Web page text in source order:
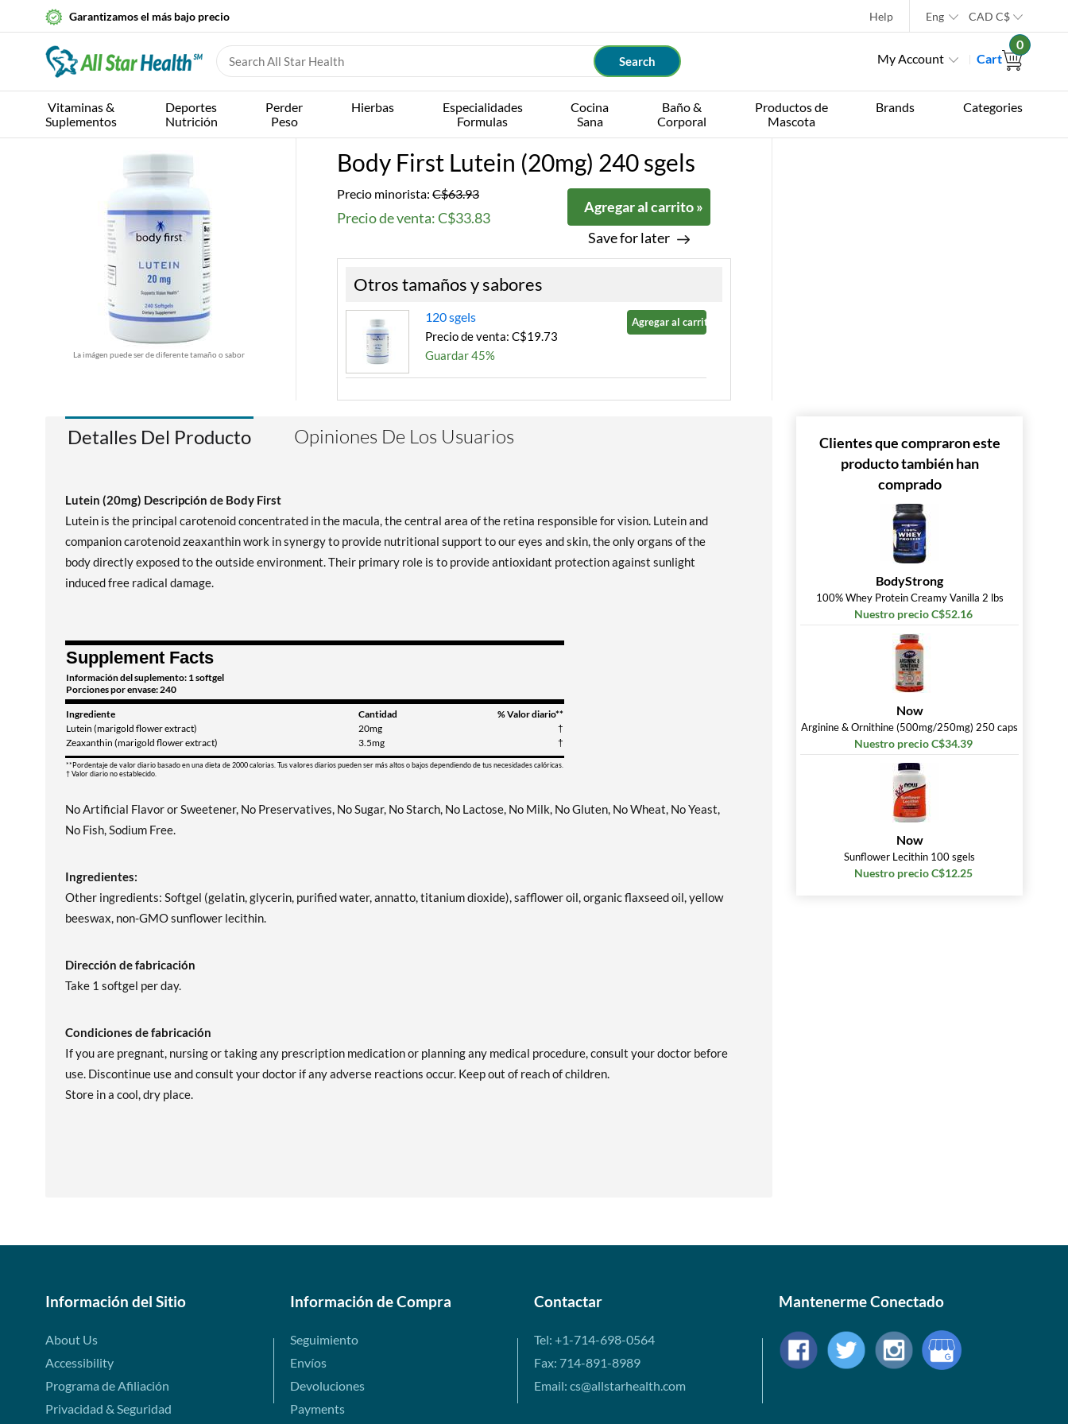
Garantizamos el más bajo precio Help Eng CAD C$
My Account Cart
0
Vitaminas &
Suplementos
Deportes
Nutrición
Perder
Peso
Hierbas
Especialidades
Formulas
Cocina
Sana
Baño &
Corporal
Productos de
Mascota
Brands Categories
La imágen puede ser de diferente tamaño o sabor
Body First Lutein (20mg) 240 sgels
Precio minorista: C$63.93
Precio de venta: C$33.83
Agregar al carrito »
Save for later
Otros tamaños y sabores
120 sgels
Precio de venta: C$19.73
Guardar 45%
Agregar al carrito »
Detalles Del Producto Opiniones De Los Usuarios
Lutein (20mg) Descripción de Body First
Lutein is the principal carotenoid concentrated in the macula, the central area of the retina responsible for vision. Lutein and
companion carotenoid zeaxanthin work in synergy to provide nutritional support to our eyes and skin, the only organs of the
body directly exposed to the outside environment. Their primary role is to provide antioxidant protection against sunlight
induced free radical damage.
Supplement Facts
Información del suplemento: 1 softgel
Porciones por envase: 240
Ingrediente Cantidad
% Valor diario**
Lutein (marigold flower extract)
20mg
†
Zeaxanthin (marigold flower extract)
3.5mg †
**Pordentaje de valor diario basado en una dieta de 2000 calorias. Tus valores diarios pueden ser más altos o bajos dependiendo de tus necesidades calóricas.
† Valor diario no establecido.
No Artificial Flavor or Sweetener, No Preservatives, No Sugar, No Starch, No Lactose, No Milk, No Gluten, No Wheat, No Yeast,
No Fish, Sodium Free.
Ingredientes:
Other ingredients: Softgel (gelatin, glycerin, purified water, annatto, titanium dioxide), safflower oil, organic flaxseed oil, yellow
beeswax, non-GMO sunflower lecithin.
Dirección de fabricación
Take 1 softgel per day.
Condiciones de fabricación
If you are pregnant, nursing or taking any prescription medication or planning any medical procedure, consult your doctor before
use. Discontinue use and consult your doctor if any adverse reactions occur. Keep out of reach of children.
Store in a cool, dry place.
Clientes que compraron este
producto también han
comprado
BodyStrong
100% Whey Protein Creamy Vanilla 2 lbs
Nuestro precio C$52.16
Now
Arginine & Ornithine (500mg/250mg) 250 caps
Nuestro precio C$34.39
Now
Sunflower Lecithin 100 sgels
Nuestro precio C$12.25
Información del Sitio
About Us
Accessibility
Programa de Afiliación
Privacidad & Seguridad
Información de Compra
Seguimiento
Envíos
Devoluciones
Payments
Contactar
Tel: +1-714-698-0564
Fax: 714-891-8989
Email: cs@allstarhealth.com
Mantenerme Conectado